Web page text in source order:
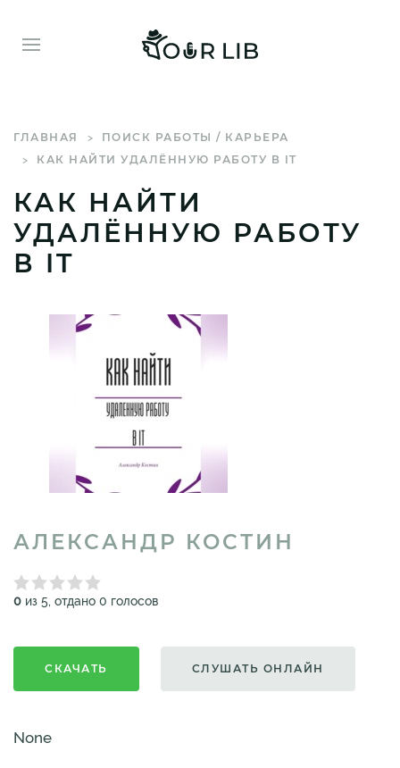
ГЛАВНАЯ
ПОИСК РАБОТЫ / КАРЬЕРА
КАК НАЙТИ УДАЛЁННУЮ РАБОТУ В IT
КАК НАЙТИ
УДАЛЁННУЮ РАБОТУ
В IT
АЛЕКСАНДР КОСТИН
0 из 5, отдано 0 голосов
СКАЧАТЬ СЛУШАТЬ ОНЛАЙН
None